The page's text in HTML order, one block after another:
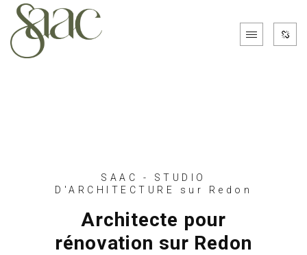
SAAC - STUDIO
D'ARCHITECTURE sur Redon
Architecte pour
rénovation sur Redon